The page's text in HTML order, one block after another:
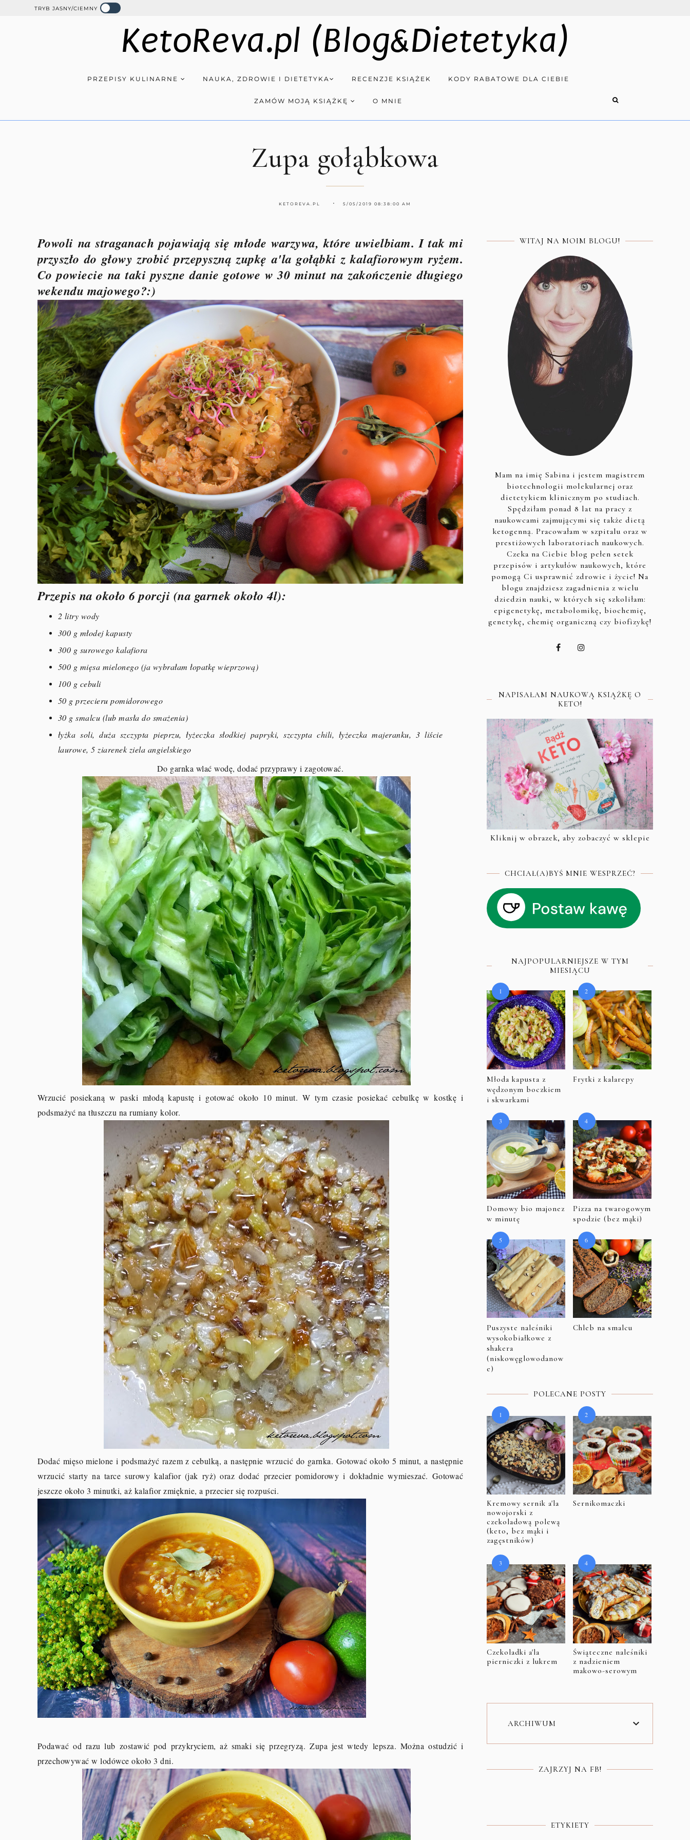
TRYB JASNY/CIEMNY
KetoReva.pl (Blog&Dietetyka)
PRZEPISY KULINARNE NAUKA, ZDROWIE I DIETETYKA RECENZJE KSIĄŻEK KODY RABATOWE DLA CIEBIE
ZAMÓW MOJĄ KSIĄŻKĘ O MNIE
Zupa gołąbkowa
KETOREVA.PL 5/05/2019 08:38:00 AM
Powoli na straganach pojawiają się młode warzywa, które uwielbiam. I tak mi
przyszło do głowy zrobić przepyszną zupkę a'la gołąbki z kalafiorowym ryżem.
Co powiecie na taki pyszne danie gotowe w 30 minut na zakończenie długiego
wekendu majowego?:)
Przepis na około 6 porcji (na garnek około 4l):
2 litry wody
300 g młodej kapusty
300 g surowego kalafiora
500 g mięsa mielonego (ja wybrałam łopatkę wieprzową)
100 g cebuli
50 g przecieru pomidorowego
30 g smalcu (lub masła do smażenia)
łyżka soli, duża szczypta pieprzu, łyżeczka słodkiej papryki, szczypta chili, łyżeczka majeranku, 3 liście
laurowe, 5 ziarenek ziela angielskiego
Do garnka wlać wodę, dodać przyprawy i zagotować.
Wrzucić posiekaną w paski młodą kapustę i gotować około 10 minut. W tym czasie posiekać cebulkę w kostkę i
podsmażyć na tłuszczu na rumiany kolor.
Dodać mięso mielone i podsmażyć razem z cebulką, a następnie wrzucić do garnka. Gotować około 5 minut, a następnie
wrzucić starty na tarce surowy kalafior (jak ryż) oraz dodać przecier pomidorowy i dokładnie wymieszać. Gotować
jeszcze około 3 minutki, aż kalafior zmięknie, a przecier się rozpuści.
Podawać od razu lub zostawić pod przykryciem, aż smaki się przegryzą. Zupa jest wtedy lepsza. Można ostudzić i
przechowywać w lodówce około 3 dni.
WITAJ NA MOIM BLOGU!
Mam na imię Sabina i jestem magistrem
biotechnologii molekularnej oraz
dietetykiem klinicznym po studiach.
Spędziłam ponad 8 lat na pracy z
naukowcami zajmującymi się także dietą
ketogenną. Pracowałam w szpitalu oraz w
prestiżowych laboratoriach naukowych.
Czeka na Ciebie blog pełen setek
przepisów i artykułów naukowych, które
pomogą Ci usprawnić zdrowie i życie! Na
blogu znajdziesz zagadnienia z wielu
dziedzin nauki, w których się szkoliłam:
epigenetykę, metabolomikę, biochemię,
genetykę, chemię organiczną czy biofizykę!
NAPISAŁAM NAUKOWĄ KSIĄŻKĘ O
KETO!
Kliknij w obrazek, aby zobaczyć w sklepie
CHCIAŁ(A)BYŚ MNIE WESPRZEĆ?
NAJPOPULARNIEJSZE W TYM
MIESIĄCU
Młoda kapusta z
wędzonym boczkiem
i skwarkami
Frytki z kalarepy
Domowy bio majonez
w minutę
Pizza na twarogowym
spodzie (bez mąki)
Puszyste naleśniki
wysokobiałkowe z
shakera
(niskowęglowodanow
e)
Chleb na smalcu
POLECANE POSTY
Kremowy sernik a'la
nowojorski z
czekoladową polewą
(keto, bez mąki i
zagęstników)
Sernikomaczki
Czekoladki a'la
pierniczki z lukrem
Świąteczne naleśniki
z nadzieniem
makowo-serowym
ARCHIWUM
ZAJRZYJ NA FB!
ETYKIETY